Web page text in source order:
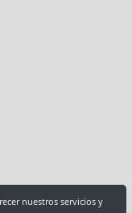
nuestros servicios y